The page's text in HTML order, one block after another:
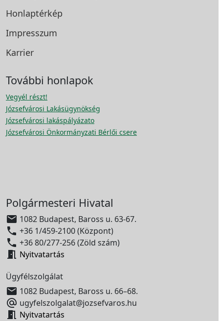
Honlaptérkép
Impresszum
Karrier
További honlapok
Vegyél részt!
Józsefvárosi Lakásügynökség
Józsefvárosi lakáspályázato
Józsefvárosi Önkormányzati Bérlői csere
Polgármesteri Hivatal
 1082 Budapest, Baross u. 63-67.
 +36 1/459-2100 (Központ)
 +36 80/277-256 (Zöld szám)
 Nyitvatartás
Ügyfélszolgálat
 1082 Budapest, Baross u. 66–68.
 ugyfelszolgalat@jozsefvaros.hu
 Nyitvatartás